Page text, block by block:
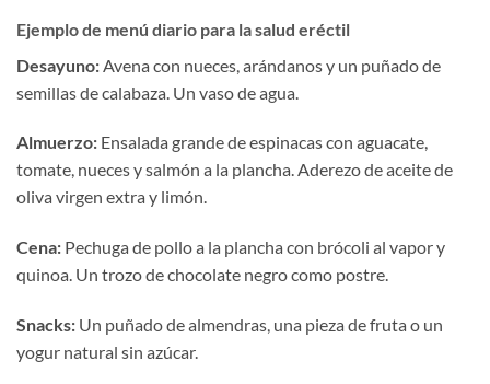
Ejemplo de menú diario para la salud eréctil
Desayuno: Avena con nueces, arándanos y un puñado de
semillas de calabaza. Un vaso de agua.
Almuerzo: Ensalada grande de espinacas con aguacate,
tomate, nueces y salmón a la plancha. Aderezo de aceite de
oliva virgen extra y limón.
Cena: Pechuga de pollo a la plancha con brócoli al vapor y
quinoa. Un trozo de chocolate negro como postre.
Snacks: Un puñado de almendras, una pieza de fruta o un
yogur natural sin azúcar.